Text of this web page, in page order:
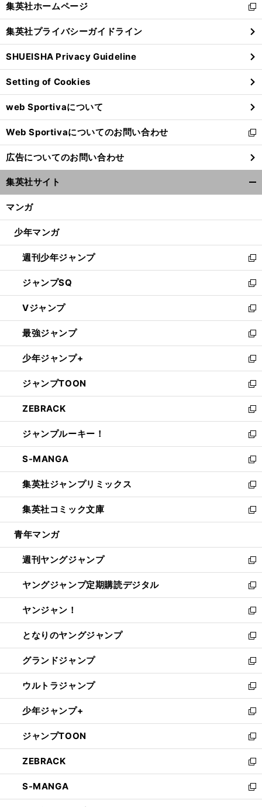
閉
る
集英社ホームページ
新
し
い
ウ
ィ
ン
ド
ウ
で
開
く
集英社プライバシーガイドライン
SHUEISHA Privacy Guideline
Setting of Cookies
web Sportivaについて
Web Sportivaについてのお問い合わせ
新
し
い
ウ
ィ
ン
ウ
開
く
広告についてのお問い合わせ
集英社サイト
マンガ
少年マンガ
週刊少年ジャンプ
新
し
い
ウ
ィ
ン
ド
ウ
で
開
く
ジャンプSQ
新
し
い
ウ
ィ
ン
ド
ウ
で
開
く
Vジャンプ
新
し
い
ウ
ィ
ン
ド
ウ
で
開
く
最強ジャンプ
新
し
い
ウ
ィ
ン
ド
ウ
で
開
く
少年ジャンプ+
新
し
い
ウ
ィ
ン
ド
ウ
で
開
く
ジャンプTOON
新
し
い
ウ
ィ
ン
ド
ウ
で
開
く
ZEBRACK
新
し
い
ウ
ィ
ン
ド
ウ
で
開
ジャンプルーキー！
新
し
い
ウ
ィ
ン
ド
ウ
開
く
S-MANGA
新
し
い
ウ
ィ
ン
ウ
で
開
く
集英社ジャンプリミックス
新
し
い
ウ
ン
ド
ウ
で
開
く
集英社コミック文庫
新
し
ウ
ィ
ン
ド
ウ
で
開
く
青年マンガ
週刊ヤングジャンプ
新
し
い
ウ
ィ
ン
ド
ウ
で
開
く
ヤングジャンプ定期購読デジタル
新
し
い
ウ
ィ
ン
ド
ウ
で
開
く
ヤンジャン！
新
し
い
ウ
ィ
ン
ド
ウ
で
開
く
となりのヤングジャンプ
新
し
い
ウ
ィ
ン
ド
ウ
で
開
く
グランドジャンプ
新
し
い
ウ
ィ
ン
ド
ウ
で
開
く
ウルトラジャンプ
新
し
い
ウ
ィ
ン
ド
ウ
で
開
少年ジャンプ+
新
し
い
ウ
ィ
ン
ド
ウ
ジャンプTOON
新
し
い
ウ
ィ
ン
ZEBRACK
新
し
い
ウ
S-MANGA
新
し